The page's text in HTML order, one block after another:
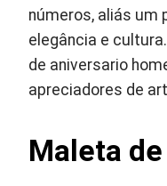
números, aliás um
elegância e
de aniversario
apreciadores de
Maleta